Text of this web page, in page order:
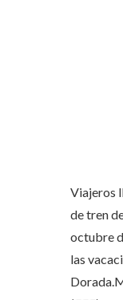
Viajeros
de tren
octubre
las
Dorada.